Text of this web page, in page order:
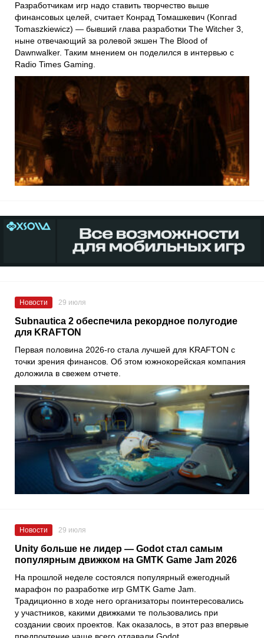
Разработчикам игр надо ставить творчество выше
финансовых целей, считает Конрад Томашкевич (Konrad
Tomaszkiewicz) — бывший глава разработки The Witcher 3,
ныне отвечающий за ролевой экшен The Blood of
Dawnwalker. Таким мнением он поделился в интервью с
Radio Times Gaming.
Новости 29 июля
Subnautica 2 обеспечила рекордное полугодие
для KRAFTON
Первая половина 2026-го стала лучшей для KRAFTON с
точки зрения финансов. Об этом южнокорейская компания
доложила в свежем отчете.
Новости 29 июля
Unity больше не лидер — Godot стал самым
популярным движком на GMTK Game Jam 2026
На прошлой неделе состоялся популярный ежегодный
марафон по разработке игр GMTK Game Jam.
Традиционно в ходе него организаторы поинтересовались
у участников, какими движками те пользовались при
создании своих проектов. Как оказалось, в этот раз впервые